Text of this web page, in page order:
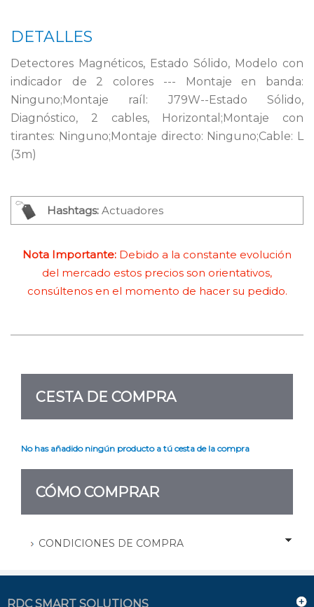
DETALLES
Detectores Magnéticos, Estado Sólido, Modelo con
indicador de 2 colores --- Montaje en banda:
Ninguno;Montaje raíl: J79W--Estado Sólido,
Diagnóstico, 2 cables, Horizontal;Montaje con
tirantes: Ninguno;Montaje directo: Ninguno;Cable: L
(3m)
Hashtags: Actuadores
Nota Importante: Debido a la constante evolución
del mercado estos precios son orientativos,
consúltenos en el momento de hacer su pedido.
CESTA DE COMPRA
No has añadido ningún producto a tú cesta de la compra
CÓMO COMPRAR
CONDICIONES DE COMPRA
RDC SMART SOLUTIONS